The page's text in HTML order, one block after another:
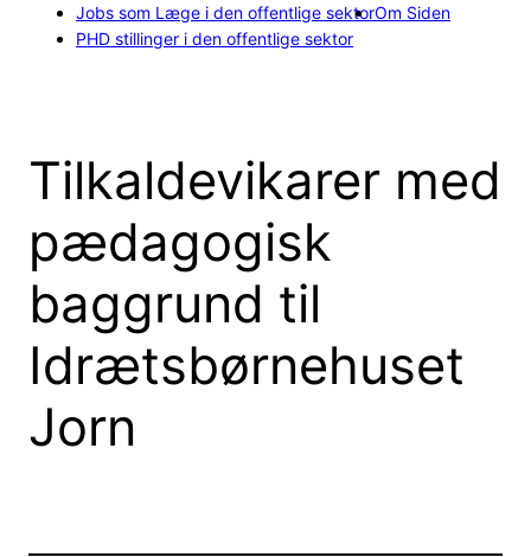
Jobs som Læge i den offentlige sektorOm Siden
PHD stillinger i den offentlige sektor
Tilkaldevikarer med
pædagogisk
baggrund til
Idrætsbørnehuset
Jorn